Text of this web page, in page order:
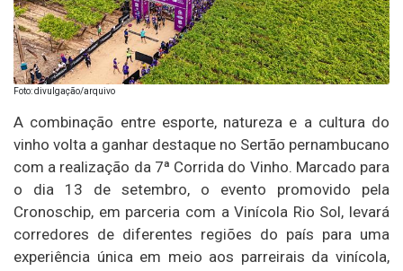
Foto: divulgação/arquivo
A combinação entre esporte, natureza e a cultura do
vinho volta a ganhar destaque no Sertão pernambucano
com a realização da 7ª Corrida do Vinho. Marcado para
o dia 13 de setembro, o evento promovido pela
Cronoschip, em parceria com a Vinícola Rio Sol, levará
corredores de diferentes regiões do país para uma
experiência única em meio aos parreirais da vinícola,